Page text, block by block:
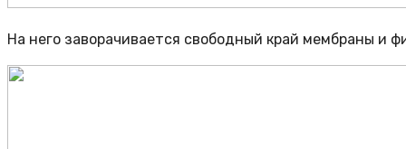
На него заворачивается свободный край мембраны и